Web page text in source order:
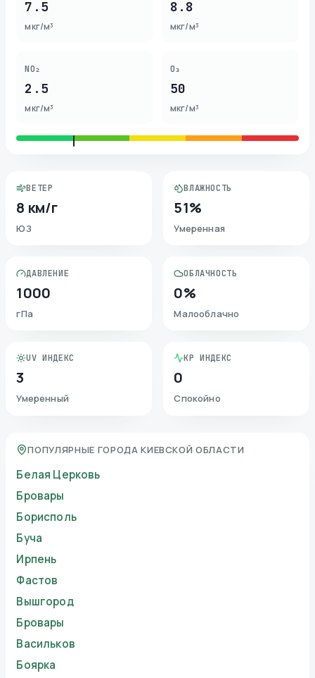
7.5
мкг/м³
8.8
мкг/м³
NO₂
2.5
мкг/м³
O₃
50
мкг/м³
ВЕТЕР
8 км/г
ЮЗ
ВЛАЖНОСТЬ
51%
Умеренная
ДАВЛЕНИЕ
1000
гПа
ОБЛАЧНОСТЬ
0%
Малооблачно
UV ИНДЕКС
3
Умеренный
KP ИНДЕКС
0
Спокойно
ПОПУЛЯРНЫЕ ГОРОДА КИЕВСКОЙ ОБЛАСТИ
Белая Церковь
Бровары
Борисполь
Буча
Ирпень
Фастов
Вышгород
Бровары
Васильков
Боярка